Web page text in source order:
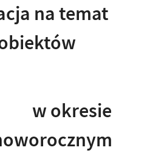
na temat